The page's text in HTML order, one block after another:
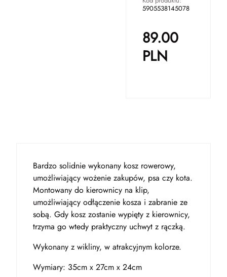
5905538145078
89.00
PLN
Bardzo solidnie wykonany kosz rowerowy,
umożliwiający wożenie zakupów, psa czy kota.
Montowany do kierownicy na klip,
umożliwiający odłączenie kosza i zabranie ze
sobą. Gdy kosz zostanie wypięty z kierownicy,
trzyma go wtedy praktyczny uchwyt z rączką.
Wykonany z wikliny, w atrakcyjnym kolorze.
Wymiary: 35cm x 27cm x 24cm